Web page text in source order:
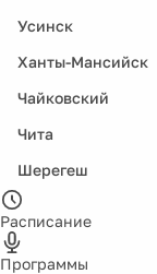
Усинск
Ханты-Мансийск
Чайковский
Чита
Шерегеш
Расписание
Программы